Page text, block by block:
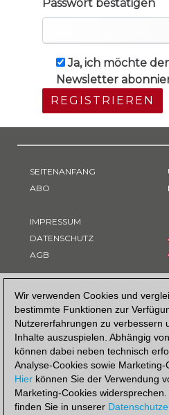
Wir verwenden Cookies und
bestimmte Funktionen zur
Nutzererfahrungen zu verbessern
Inhalte auszuspielen. Abhängig
können dabei neben technisch
Analyse-Cookies sowie
Hier können Sie der Verwendung
Marketing-Cookies
finden Sie in unserer
Passwort bestätigen
Ja, ich möchte
Newsletter
REGISTRIEREN
SEITENANFANG
ABO
IMPRESSUM
DATENSCHUTZ
AGB
ZAHLUNGSART